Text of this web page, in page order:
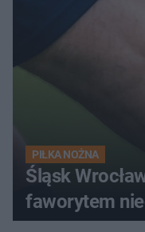
PIŁKA NOŻNA
Śląsk
faworytem